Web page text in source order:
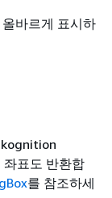
바르게 표시하
표도 반환합
를 참조하세